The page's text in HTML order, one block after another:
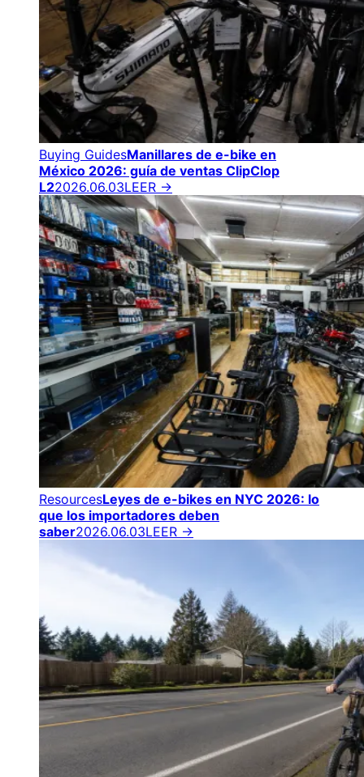
Buying GuidesManillares de e-bike en
México 2026: guía de ventas ClipClop
L22026.06.03LEER →
ResourcesLeyes de e-bikes en NYC 2026: lo
que los importadores deben
saber2026.06.03LEER →